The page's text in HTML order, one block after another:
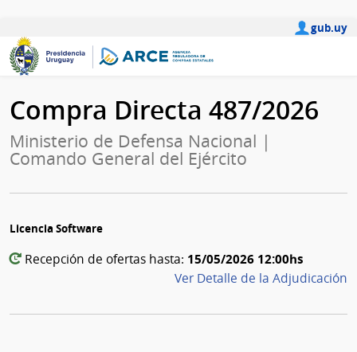
gub.uy
Compra Directa 487/2026
Ministerio de Defensa Nacional |
Comando General del Ejército
Licencia Software
Recepción de ofertas hasta: 15/05/2026 12:00hs
Ver Detalle de la Adjudicación